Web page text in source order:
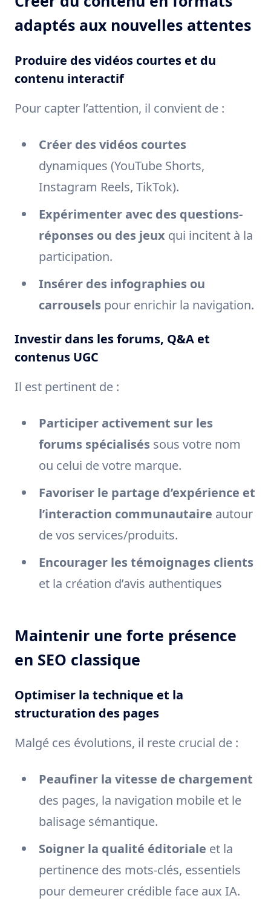
adaptés aux nouvelles attentes
Produire des vidéos courtes et du
contenu interactif
Pour capter l’attention, il convient de :
Créer des vidéos courtes
dynamiques (YouTube Shorts,
Instagram Reels, TikTok).
Expérimenter avec des questions-
réponses ou des jeux qui incitent à la
participation.
Insérer des infographies ou
carrousels pour enrichir la navigation.
Investir dans les forums, Q&A et
contenus UGC
Il est pertinent de :
Participer activement sur les
forums spécialisés sous votre nom
ou celui de votre marque.
Favoriser le partage d’expérience et
l’interaction communautaire autour
de vos services/produits.
Encourager les témoignages clients
et la création d’avis authentiques
Maintenir une forte présence
en SEO classique
Optimiser la technique et la
structuration des pages
Malgé ces évolutions, il reste crucial de :
Peaufiner la vitesse de chargement
des pages, la navigation mobile et le
balisage sémantique.
Soigner la qualité éditoriale et la
pertinence des mots-clés, essentiels
pour demeurer crédible face aux IA.